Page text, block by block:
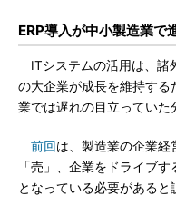
ERP導入が中小製造業で
ITシステムの活用は、諸
の大企業が成長を維持す
業では遅れの目立っていた
前回は、製造業の企業経
「売」、企業をドライブ
となっている必要があると